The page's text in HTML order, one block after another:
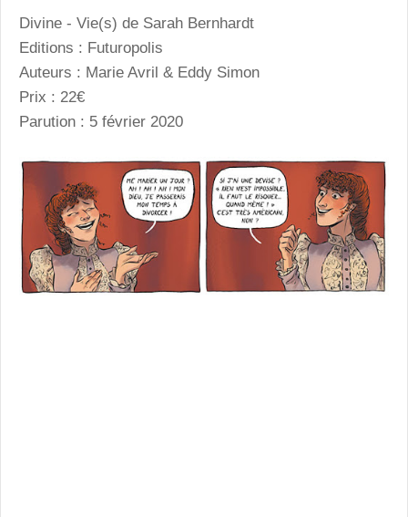
Divine - Vie(s) de Sarah Bernhardt
Editions : Futuropolis
Auteurs : Marie Avril & Eddy Simon
Prix : 22€
Parution : 5 février 2020